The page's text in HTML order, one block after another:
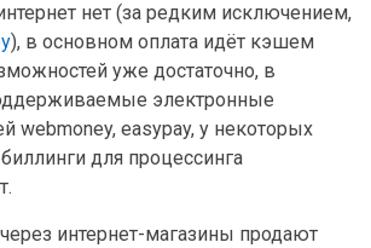
нет (за редким исключением,
), в основном оплата идёт кэшем
уже достаточно, в
электронные
webmoney, easypay, у некоторых
для процессинга
интернет-магазины продают